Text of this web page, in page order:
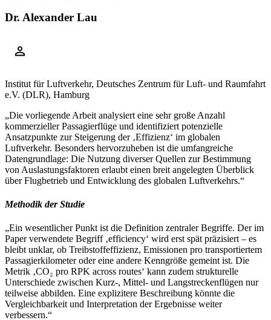
Dr. Alexander Lau
Institut für Luftverkehr, Deutsches Zentrum für Luft- und Raumfahrt
e.V. (DLR), Hamburg
„Die vorliegende Arbeit analysiert eine sehr große Anzahl
kommerzieller Passagierflüge und identifiziert potenzielle
Ansatzpunkte zur Steigerung der ‚Effizienz‘ im globalen
Luftverkehr. Besonders hervorzuheben ist die umfangreiche
Datengrundlage: Die Nutzung diverser Quellen zur Bestimmung
von Auslastungsfaktoren erlaubt einen breit angelegten Überblick
über Flugbetrieb und Entwicklung des globalen Luftverkehrs.“
Methodik der Studie
„Ein wesentlicher Punkt ist die Definition zentraler Begriffe. Der im
Paper verwendete Begriff ‚efficiency‘ wird erst spät präzisiert – es
bleibt unklar, ob Treibstoffeffizienz, Emissionen pro transportiertem
Passagierkilometer oder eine andere Kenngröße gemeint ist. Die
Metrik ‚CO₂ pro RPK across routes‘ kann zudem strukturelle
Unterschiede zwischen Kurz-, Mittel- und Langstreckenflügen nur
teilweise abbilden. Eine explizitere Beschreibung könnte die
Vergleichbarkeit und Interpretation der Ergebnisse weiter
verbessern.“